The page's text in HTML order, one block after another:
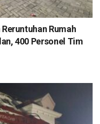
Rumah
400 Personel Tim